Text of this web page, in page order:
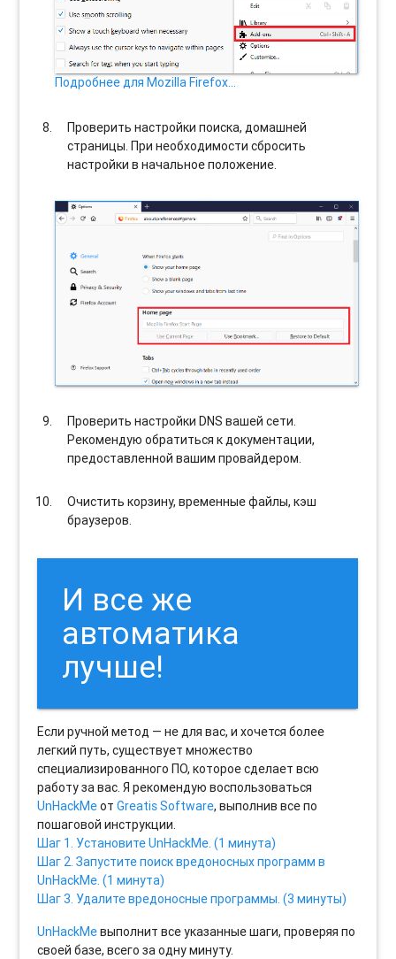
Подробнее для Mozilla Firefox…
Проверить настройки поиска, домашней
страницы. При необходимости сбросить
настройки в начальное положение.
Проверить настройки DNS вашей сети.
Рекомендую обратиться к документации,
предоставленной вашим провайдером.
Очистить корзину, временные файлы, кэш
браузеров.
И все же
автоматика
лучше!
Если ручной метод — не для вас, и хочется более
легкий путь, существует множество
специализированного ПО, которое сделает всю
работу за вас. Я рекомендую воспользоваться
UnHackMeотGreatis Software, выполнив все по
пошаговой инструкции.
Шаг 1. Установите UnHackMe. (1 минута)
Шаг 2. Запустите поиск вредоносных программ в
UnHackMe. (1 минута)
Шаг 3. Удалите вредоносные программы. (3 минуты)
UnHackMeвыполнит все указанные шаги, проверяя по
своей базе, всего за одну минуту.